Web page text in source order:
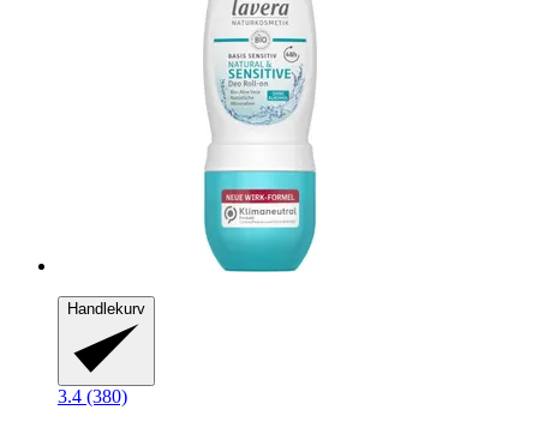
Handlekurv
3.4 (380)